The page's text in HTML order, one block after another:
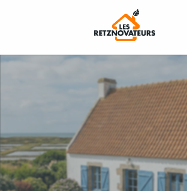
Vostravaux de
thermique
en toute
Spécialistes des travaux de
énergétique
dans le Pays de
Menuiseries
performantes,